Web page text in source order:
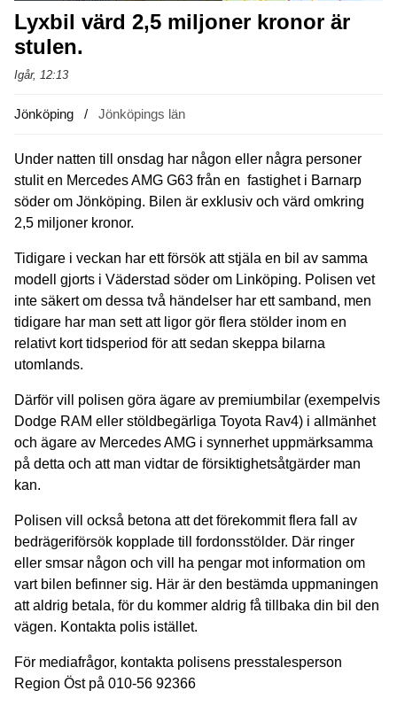
Lyxbil värd 2,5 miljoner kronor är
stulen.
Igår, 12:13
Jönköping Jönköpings län
Under natten till onsdag har någon eller några personer
stulit en Mercedes AMG G63 från en fastighet i Barnarp
söder om Jönköping. Bilen är exklusiv och värd omkring
2,5 miljoner kronor.
Tidigare i veckan har ett försök att stjäla en bil av samma
modell gjorts i Väderstad söder om Linköping. Polisen vet
inte säkert om dessa två händelser har ett samband, men
tidigare har man sett att ligor gör flera stölder inom en
relativt kort tidsperiod för att sedan skeppa bilarna
utomlands.
Därför vill polisen göra ägare av premiumbilar (exempelvis
Dodge RAM eller stöldbegärliga Toyota Rav4) i allmänhet
och ägare av Mercedes AMG i synnerhet uppmärksamma
på detta och att man vidtar de försiktighetsåtgärder man
kan.
Polisen vill också betona att det förekommit flera fall av
bedrägeriförsök kopplade till fordonsstölder. Där ringer
eller smsar någon och vill ha pengar mot information om
vart bilen befinner sig. Här är den bestämda uppmaningen
att aldrig betala, för du kommer aldrig få tillbaka din bil den
vägen. Kontakta polis istället.
För mediafrågor, kontakta polisens presstalesperson
Region Öst på 010-56 92366